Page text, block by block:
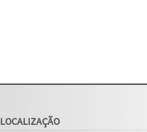
LOCALIZAÇÃO